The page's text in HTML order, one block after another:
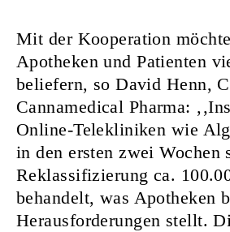
Mit der Kooperation
Apotheken und Patienten
beliefern, so David Henn,
Cannamedical Pharma:
Online-Telekliniken wie
in den ersten zwei Wochen
Reklassifizierung ca.
behandelt, was Apotheken
Herausforderungen stellt.